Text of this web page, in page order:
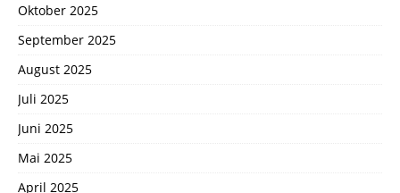
Oktober 2025
September 2025
August 2025
Juli 2025
Juni 2025
Mai 2025
April 2025